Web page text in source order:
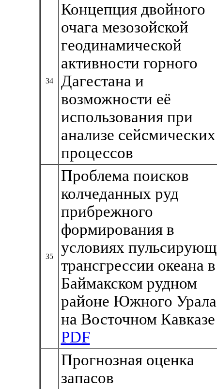
34
Концепция двойного
очага мезозойской
геодинамической
активности горного
Дагестана и
возможности её
использования при
анализе сейсмических
процессов
35
Проблема поисков
колчеданных руд
прибрежного
формирования в
условиях
трансгрессии океана в
Баймакском рудном
районе Южного
на Восточном Кавказе
PDF
Прогнозная оценка
запасов